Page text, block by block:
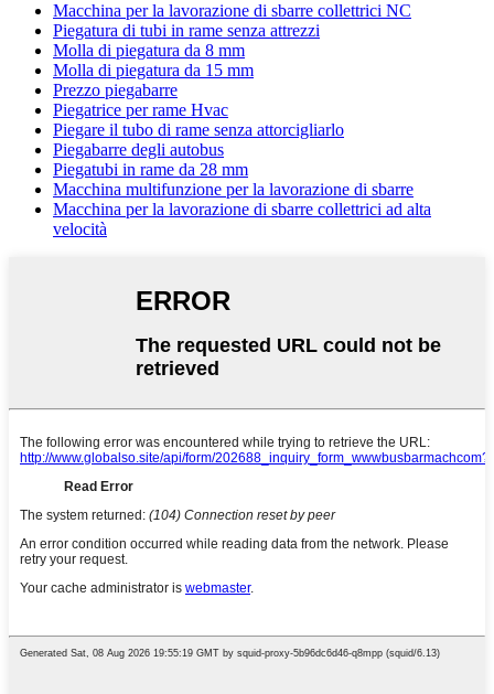
Macchina per la lavorazione di sbarre collettrici NC
Piegatura di tubi in rame senza attrezzi
Molla di piegatura da 8 mm
Molla di piegatura da 15 mm
Prezzo piegabarre
Piegatrice per rame Hvac
Piegare il tubo di rame senza attorcigliarlo
Piegabarre degli autobus
Piegatubi in rame da 28 mm
Macchina multifunzione per la lavorazione di sbarre
Macchina per la lavorazione di sbarre collettrici ad alta
velocità